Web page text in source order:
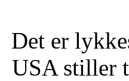
Det er
USA stiller